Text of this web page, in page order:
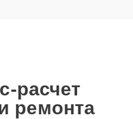
расчет
ремонта